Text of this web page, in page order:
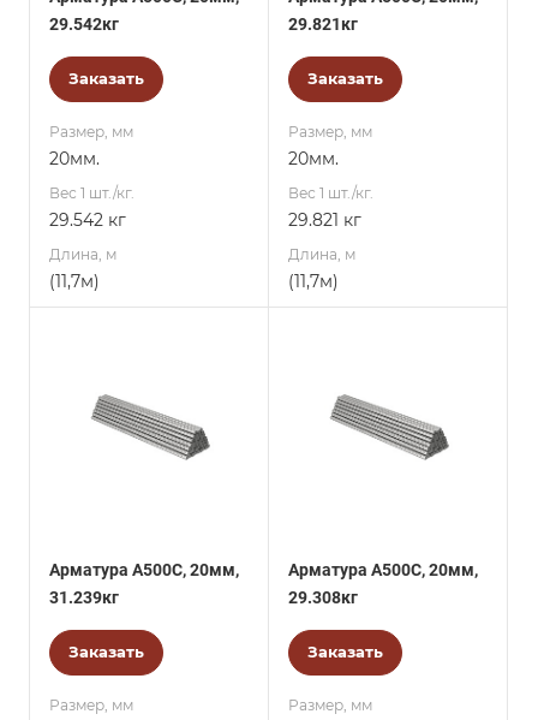
29.542кг
Заказать
Размер, мм
20мм.
Вес 1 шт./кг.
29.542 кг
Длина, м
(11,7м)
29.821кг
Заказать
Размер, мм
20мм.
Вес 1 шт./кг.
29.821 кг
Длина, м
(11,7м)
Арматура А500С, 20мм,
31.239кг
Заказать
Размер, мм
Арматура А500С, 20мм,
29.308кг
Заказать
Размер, мм